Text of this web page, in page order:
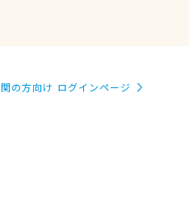
の方向け ログインページ